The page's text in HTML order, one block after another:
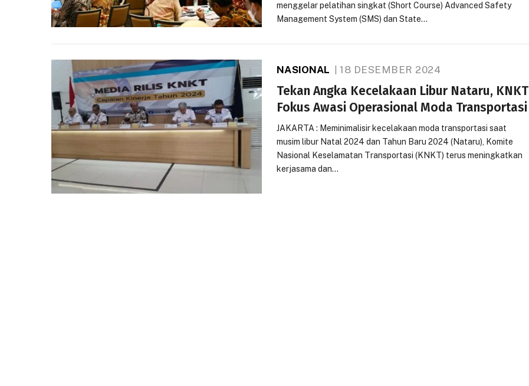
menggelar pelatihan singkat (Short Course) Advanced Safety
Management System (SMS) dan State…
NASIONAL 18 DESEMBER 2024
Tekan Angka Kecelakaan Libur Nataru, KNKT
Fokus Awasi Operasional Moda Transportasi
JAKARTA : Meminimalisir kecelakaan moda transportasi saat
musim libur Natal 2024 dan Tahun Baru 2024 (Nataru), Komite
Nasional Keselamatan Transportasi (KNKT) terus meningkatkan
kerjasama dan…